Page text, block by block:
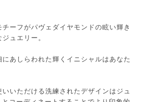
ーフがパヴェダイヤモンドの眩い輝き
ュエリー。
あしらわれた輝くイニシャルはあなた
いただける洗練されたデザインはジュ